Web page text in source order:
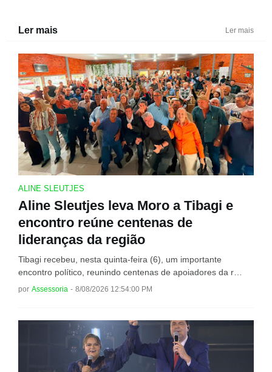
Ler mais Ler mais
ALINE SLEUTJES
Aline Sleutjes leva Moro a Tibagi e
encontro reúne centenas de
lideranças da região
Tibagi recebeu, nesta quinta-feira (6), um importante
encontro político, reunindo centenas de apoiadores da r…
por Assessoria - 8/08/2026 12:54:00 PM